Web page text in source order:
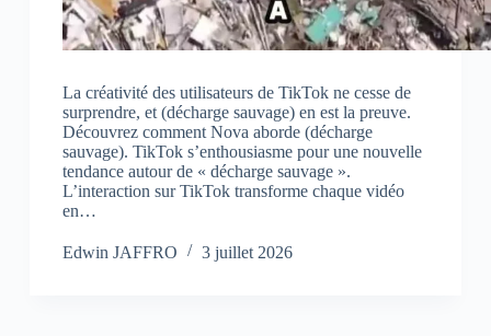
La créativité des utilisateurs de TikTok ne cesse de
surprendre, et (décharge sauvage) en est la preuve.
Découvrez comment Nova aborde (décharge
sauvage). TikTok s’enthousiasme pour une nouvelle
tendance autour de « décharge sauvage ».
L’interaction sur TikTok transforme chaque vidéo
en…
Edwin JAFFRO 3 juillet 2026